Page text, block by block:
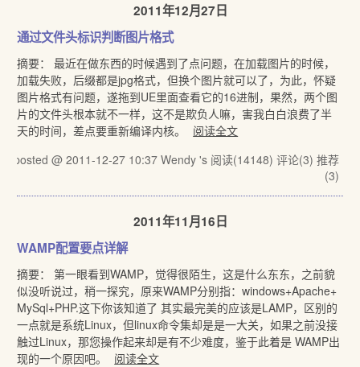
2011年12月27日
通过文件头标识判断图片格式
摘要： 最近在做东西的时候遇到了点问题，在加载图片的时候，
加载失败，后缀都是jpg格式，但换个图片就可以了，为此，怀疑
图片格式有问题，遂拖到UE里面查看它的16进制，果然，两个图
片的文件头根本就不一样，这不是欺负人嘛，害我白白浪费了半
天的时间，差点要重新编译内核。
阅读全文
posted @ 2011-12-27 10:37 Wendy 's 阅读(14148) 评论(3) 推荐
(3)
2011年11月16日
WAMP配置要点详解
摘要： 第一眼看到WAMP，觉得很陌生，这是什么东东，之前貌
似没听说过，稍一探究，原来WAMP分别指：windows+Apache+
MySql+PHP.这下你该知道了 其实最完美的应该是LAMP，区别的
一点就是系统Linux，但linux命令集却是是一大关，如果之前没接
触过Linux，那您操作起来却是有不少难度，鉴于此着是 WAMP出
现的一个原因吧。
阅读全文